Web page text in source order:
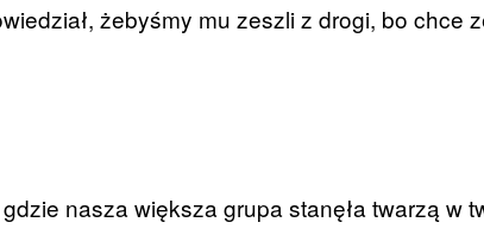
żebyśmy mu zeszli z drogi, bo chce
nasza większa grupa stanęła twarzą w